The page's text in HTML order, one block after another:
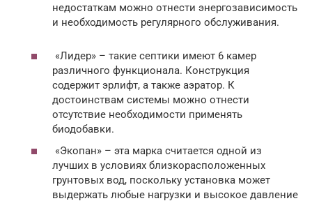
недостаткам можно отнести энергозависимость
и необходимость регулярного обслуживания.
«Лидер» – такие септики имеют 6 камер
различного функционала. Конструкция
содержит эрлифт, а также аэратор. К
достоинствам системы можно отнести
отсутствие необходимости применять
биодобавки.
«Экопан» – эта марка считается одной из
лучших в условиях близкорасположенных
грунтовых вод, поскольку установка может
выдержать любые нагрузки и высокое давление